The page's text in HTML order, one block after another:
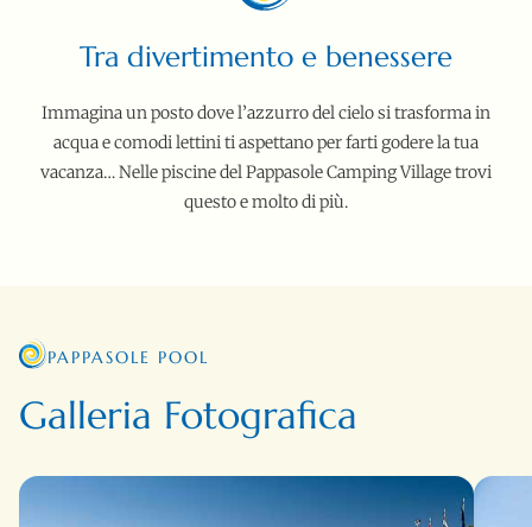
Tra divertimento e benessere
Immagina un posto dove l’azzurro del cielo si trasforma in
acqua e comodi lettini ti aspettano per farti godere la tua
vacanza… Nelle piscine del Pappasole Camping Village trovi
questo e molto di più.
Galleria Fotografica
PAPPASOLE POOL